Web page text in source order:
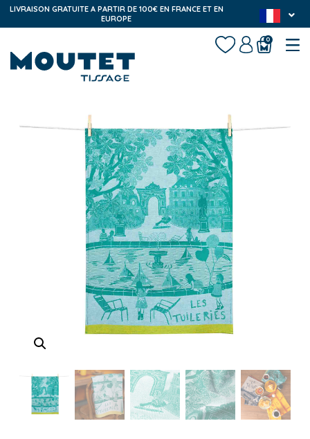
LIVRAISON GRATUITE A PARTIR DE 100€ EN FRANCE ET EN
EUROPE
0